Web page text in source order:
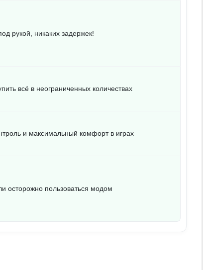
рукой, никаких задержек!
всё в неограниченных количествах
и максимальный комфорт в играх
осторожно пользоваться модом